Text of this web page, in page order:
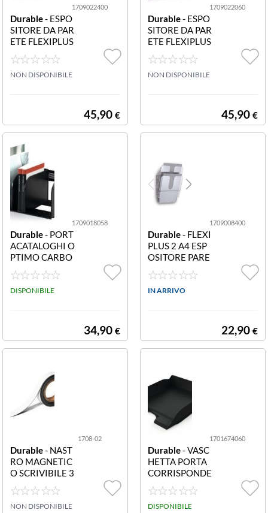
1709022400
Durable- ESPO
SITORE DA PAR
ETE FLEXIPLUS
2 A4 ORIZZON
TALE MAGNETI
CO - TRASPARE
le magnetico tra
sparente
NON DISPONIBILE
45,90 €
1709022060
Durable- ESPO
SITORE DA PAR
ETE FLEXIPLUS
2 A4 ORIZZON
TALE MAGNETI
CO - NERO 170
agnetico nero
NON DISPONIBILE
45,90 €
1709018058
Durable- PORT
ACATALOGHI O
PTIMO CARBO
NE 170901805
8 PORTACATAL
OGHI OPTIMO
DISPONIBILE
34,90 €
1709008400
Durable- FLEXI
PLUS 2 A4 ESP
OSITORE PARE
TE 170900840
0 FLEXIPLUS 2
A4. Espositore p
IN ARRIVO
22,90 €
1708-02
Durable- NAST
RO MAGNETIC
O SCRIVIBILE 3
0 MM 1708-02
Nastro magneti
co scrivibile 30
NON DISPONIBILE
1701674060
Durable- VASC
HETTA PORTA
CORRISPONDE
NZA A4 NERO
BASIC 170167
4060 VASCHET
DISPONIBILE